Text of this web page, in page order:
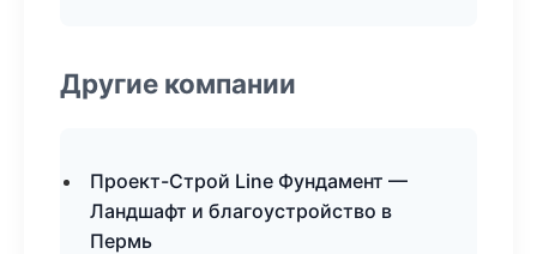
Другие компании
Проект-Строй Line Фундамент —
Ландшафт и благоустройство в
Пермь